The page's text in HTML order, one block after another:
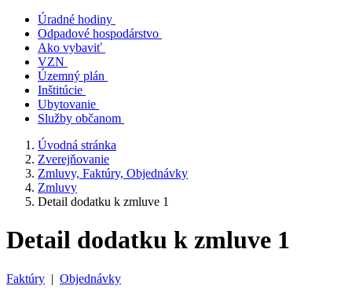
Úradné hodiny
Odpadové hospodárstvo
Ako vybaviť
VZN
Územný plán
Inštitúcie
Ubytovanie
Služby občanom
Úvodná stránka
Zverejňovanie
Zmluvy, Faktúry, Objednávky
Zmluvy
Detail dodatku k zmluve 1
Detail dodatku k zmluve 1
Faktúry | Objednávky